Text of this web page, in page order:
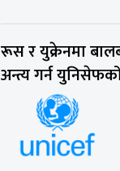
रूस र युक्रेनमा
अन्त्य गर्न